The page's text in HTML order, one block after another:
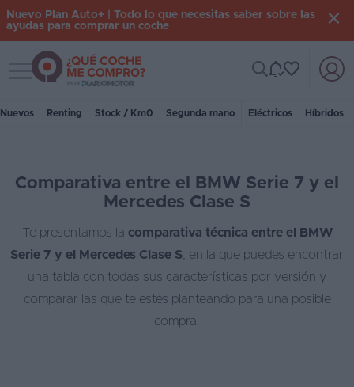
Iniciar
Coches
Renting
Suscripción
Stock
Nuevo Plan Auto+ | Todo lo que necesitas saber sobre las
ayudas para comprar un coche
Toggle navigation
Nuevos Renting Stock / Km0 Segunda mano Eléctricos Híbridos
Comparativa entre el BMW Serie 7 y el
Mercedes Clase S
Te presentamos la comparativa técnica entre el BMW
Serie 7 y el Mercedes Clase S , en la que puedes encontrar
una tabla con todas sus características por versión y
comparar las que te estés planteando para una posible
compra.